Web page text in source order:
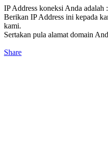
IP Address koneksi Anda adalah
Berikan IP Address ini kepada
kami.
Sertakan pula alamat domain
Share